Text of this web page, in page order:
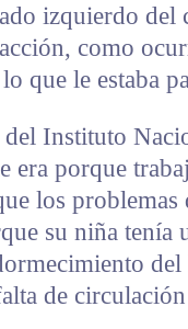
izquierdo del
como
que le estaba
del Instituto
era porque
los
su niña tenía
de